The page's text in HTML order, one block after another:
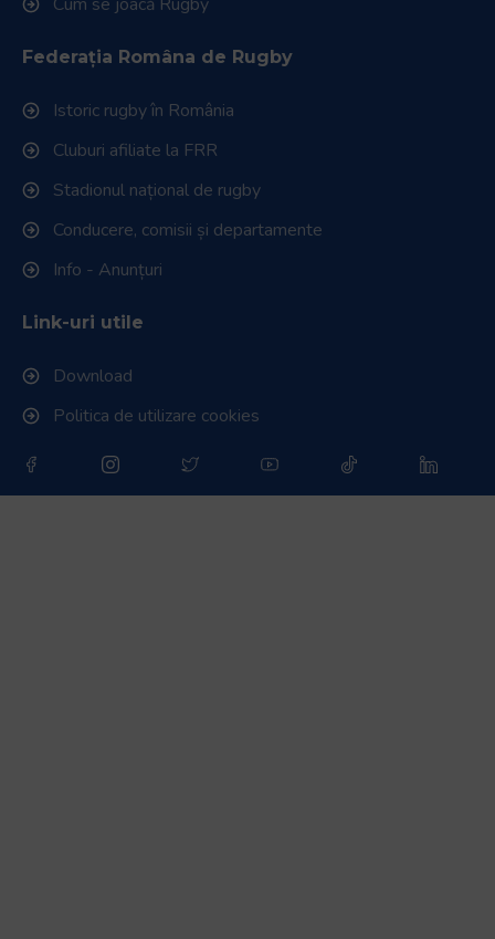
Federația Româna de Rugby
Istoric rugby în România
Cluburi afiliate la FRR
Stadionul național de rugby
Conducere, comisii și departamente
Info - Anunțuri
Link-uri utile
Download
Politica de utilizare cookies